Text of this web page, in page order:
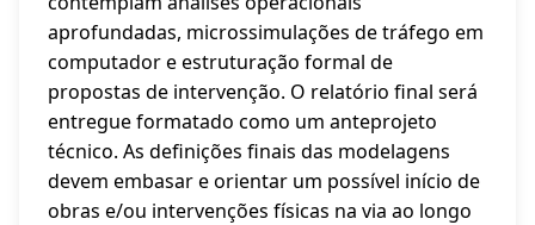
aprofundadas, microssimulações de tráfego em
computador e estruturação formal de
propostas de intervenção. O relatório final será
entregue formatado como um anteprojeto
técnico. As definições finais das modelagens
devem embasar e orientar um possível início de
obras e/ou intervenções físicas na via ao longo